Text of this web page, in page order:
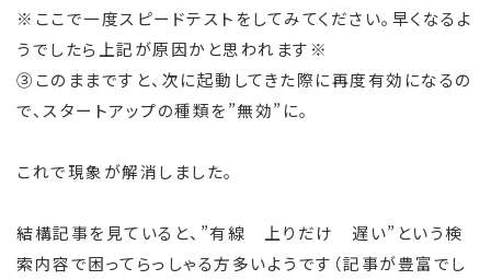
※ここで一度スピードテストをしてみてください。早くなるよ
うでしたら上記が原因かと思われます※
③このままですと、次に起動してきた際に再度有効になるの
で、スタートアップの種類を”無効”に。
これで現象が解消しました。
結構記事を見ていると、”有線 上りだけ 遅い”という検
索内容で困ってらっしゃる方多いようです（記事が豊富でし